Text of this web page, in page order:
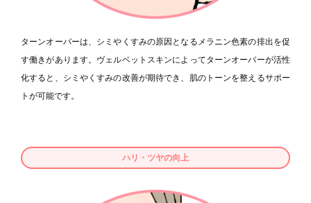
ターンオーバーは、シミやくすみの原因となるメラニン色素の排出を促
す働きがあります。ヴェルベットスキンによってターンオーバーが活性
化すると、シミやくすみの改善が期待でき、肌のトーンを整えるサポー
トが可能です。
ハリ・ツヤの向上